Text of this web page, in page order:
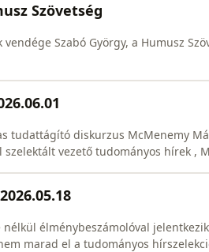
Szövetség
Szabó György, a Humusz
tudattágító diskurzus McMenemy
szelektált vezető tudományos hírek ,
k
élménybeszámolóval
marad el a tudományos